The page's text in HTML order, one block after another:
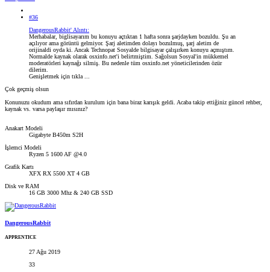
#36
DangerousRabbit' Alıntı:
Merhabalar, biglisayarım bu konuyu açtıktan 1 hafta sonra şarjdayken bozuldu. Şu an
açılıyor ama görüntü gelmiyor. Şarj aletimden dolayı bozulmuş, şarj aletim de
orijinaldi oyda ki. Ancak Technopat Sosyalde bilgisayar çalışırken konuyu açmıştım.
Normalde kaynak olarak osxinfo.net'i belirtmiştim. Sağolsun Sosyal'in mükkemel
moderatörleri kaynağı silmiş. Bu nedenle tüm osxinfo.net yöneticilerinden özür
dilerim.
Genişletmek için tıkla ...
Çok geçmiş olsun
Konunuzu okudum ama sıfırdan kurulum için bana biraz karışık geldi. Acaba takip ettiğiniz güncel rehber,
kaynak vs. varsa paylaşır mısınız?
Anakart Modeli
Gigabyte B450m S2H
İşlemci Modeli
Ryzen 5 1600 AF @4.0
Grafik Kartı
XFX RX 5500 XT 4 GB
Disk ve RAM
16 GB 3000 Mhz & 240 GB SSD
DangerousRabbit
APPRENTICE
27 Ağu 2019
33